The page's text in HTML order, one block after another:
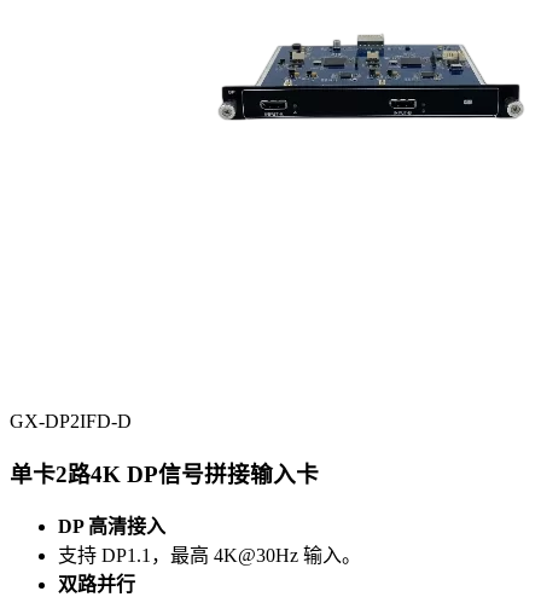
GX-DP2IFD-D
单卡2路4K DP信号拼接输入卡
DP 高清接入
支持 DP1.1，最高 4K@30Hz 输入。
双路并行